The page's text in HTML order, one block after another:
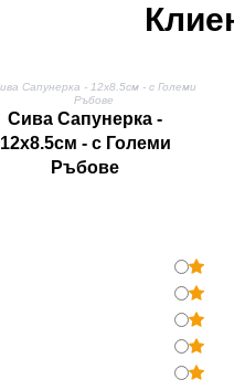
Сива Сапунерка -
12х8.5см - с Големи
Ръбове